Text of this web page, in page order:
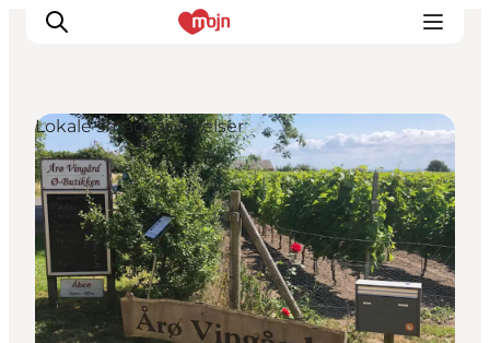
Oplevelser
Byer & Steder
Det sker
Overnatning
Planlæg din ferie
Lokale smagsoplevelser